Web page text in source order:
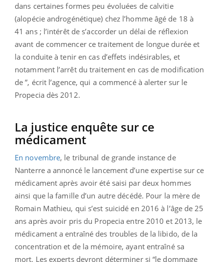
dans certaines formes peu évoluées de calvitie
(alopécie androgénétique) chez l’homme âgé de 18 à
41 ans ; l’intérêt de s’accorder un délai de réflexion
avant de commencer ce traitement de longue durée et
la conduite à tenir en cas d’effets indésirables, et
notamment l’arrêt du traitement en cas de modification
de ”, écrit l’agence, qui a commencé à alerter sur le
Propecia dès 2012.
La justice enquête sur ce
médicament
En novembre, le tribunal de grande instance de
Nanterre a annoncé le lancement d’une expertise sur ce
médicament après avoir été saisi par deux hommes
ainsi que la famille d’un autre décédé. Pour la mère de
Romain Mathieu, qui s’est suicidé en 2016 à l’âge de 25
ans après avoir pris du Propecia entre 2010 et 2013, le
médicament a entraîné des troubles de la libido, de la
concentration et de la mémoire, ayant entraîné sa
mort. Les experts devront déterminer si “le dommage